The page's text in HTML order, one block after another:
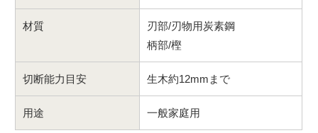
材質
刃部/刃物用炭素鋼
柄部/樫
切断能力目安 生木約12mmまで
用途 一般家庭用